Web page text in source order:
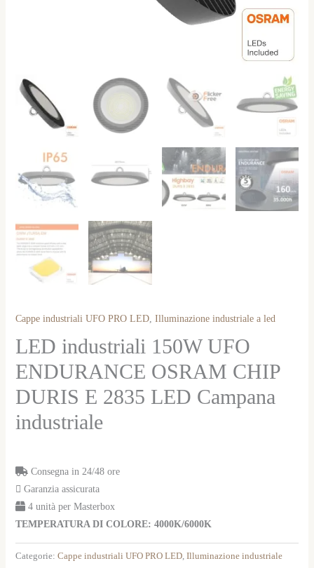
Cappe industriali UFO PRO LED, Illuminazione industriale a led
LED industriali 150W UFO
ENDURANCE OSRAM CHIP
DURIS E 2835 LED Campana
industriale
Consegna in 24/48 ore
Garanzia assicurata
4 unità per Masterbox
TEMPERATURA DI COLORE: 4000K/6000K
Categorie: Cappe industriali UFO PRO LED, Illuminazione industriale